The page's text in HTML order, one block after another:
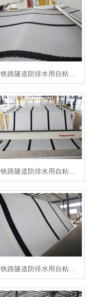
铁路隧道防排水用自粘…
铁路隧道防排水用自粘…
铁路隧道防排水用自粘…